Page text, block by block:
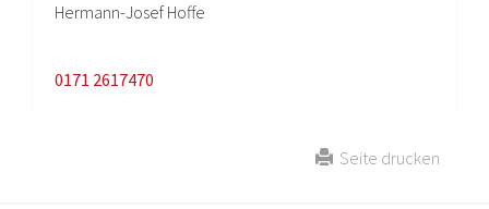
Hermann-Josef Hoffe
0171 2617470
Seite drucken